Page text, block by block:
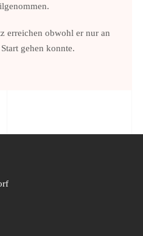
erreichen obwohl er nur an
gehen konnte.